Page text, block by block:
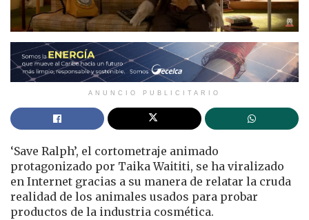
ANUNCIO PUBLICITARIO
‘Save Ralph’, el cortometraje animado
protagonizado por Taika Waititi, se ha viralizado
en Internet gracias a su manera de relatar la cruda
realidad de los animales usados para probar
productos de la industria cosmética.